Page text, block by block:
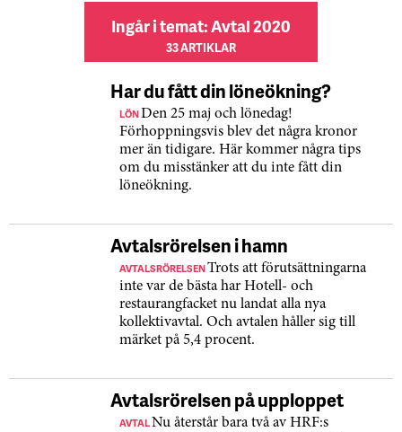
Ingår i temat: Avtal 2020
33 ARTIKLAR
Har du fått din löneökning?
LÖNDen 25 maj och lönedag!
Förhoppningsvis blev det några kronor
mer än tidigare. Här kommer några tips
om du misstänker att du inte fått din
löneökning.
Avtalsrörelsen i hamn
AVTALSRÖRELSENTrots att förutsättningarna
inte var de bästa har Hotell- och
restaurangfacket nu landat alla nya
kollektivavtal. Och avtalen håller sig till
märket på 5,4 procent.
Avtalsrörelsen på upploppet
AVTALNu återstår bara två av HRF:s